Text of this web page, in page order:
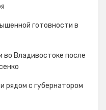
готовности в
Владивостоке после
рядом с губернатором